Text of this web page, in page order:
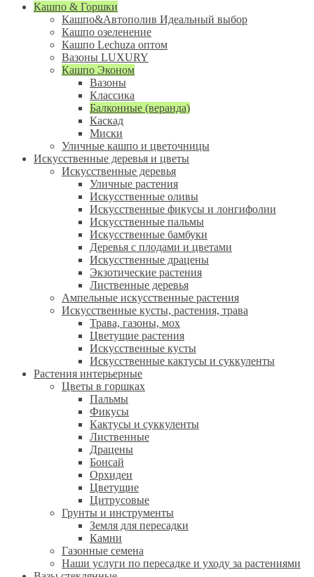
Кашпо & Горшки
Кашпо&Автополив Идеальный выбор
Кашпо озеленение
Кашпо Lechuza оптом
Вазоны LUXURY
Кашпо Эконом
Вазоны
Классика
Балконные (веранда)
Каскад
Миски
Уличные кашпо и цветочницы
Искусственные деревья и цветы
Искусственные деревья
Уличные растения
Искусственные оливы
Искусственные фикусы и лонгифолии
Искусственные пальмы
Искусственные бамбуки
Деревья с плодами и цветами
Искусственные драцены
Экзотические растения
Лиственные деревья
Ампельные искусственные растения
Искусственные кусты, растения, трава
Трава, газоны, мох
Цветущие растения
Искусственные кусты
Искусственные кактусы и суккуленты
Растения интерьерные
Цветы в горшках
Пальмы
Фикусы
Кактусы и суккуленты
Лиственные
Драцены
Бонсай
Орхидеи
Цветущие
Цитрусовые
Грунты и инструменты
Земля для пересадки
Камни
Газонные семена
Наши услуги по пересадке и уходу за растениями